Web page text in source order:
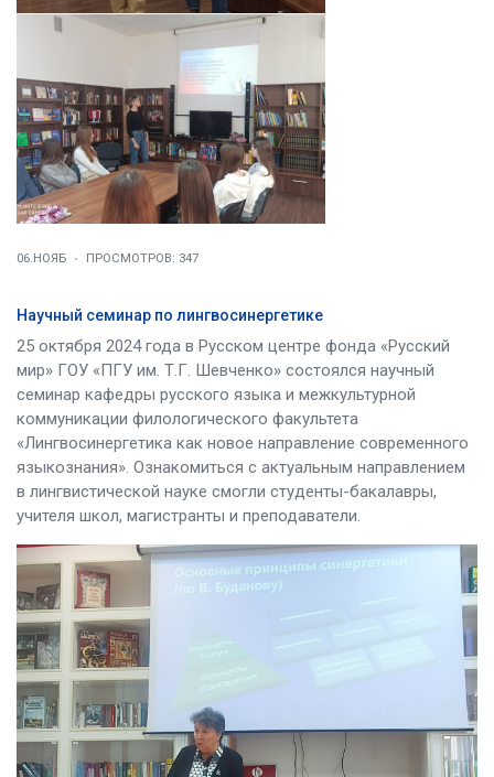
06.НОЯБ ПРОСМОТРОВ: 347
Научный семинар по лингвосинергетике
25 октября 2024 года в Русском центре фонда «Русский
мир» ГОУ «ПГУ им. Т.Г. Шевченко» состоялся научный
семинар кафедры русского языка и межкультурной
коммуникации филологического факультета
«Лингвосинергетика как новое направление современного
языкознания». Ознакомиться с актуальным направлением
в лингвистической науке смогли студенты-бакалавры,
учителя школ, магистранты и преподаватели.